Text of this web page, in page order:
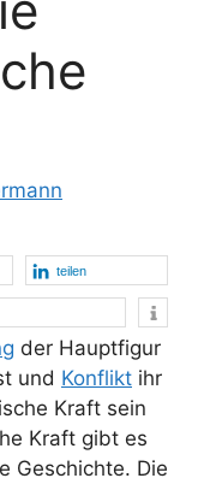
teilen
der Hauptfigur
und Konflikt ihr
Kraft sein
Kraft gibt es
Geschichte. Die